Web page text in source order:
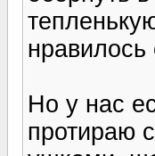
Но у нас
протираю